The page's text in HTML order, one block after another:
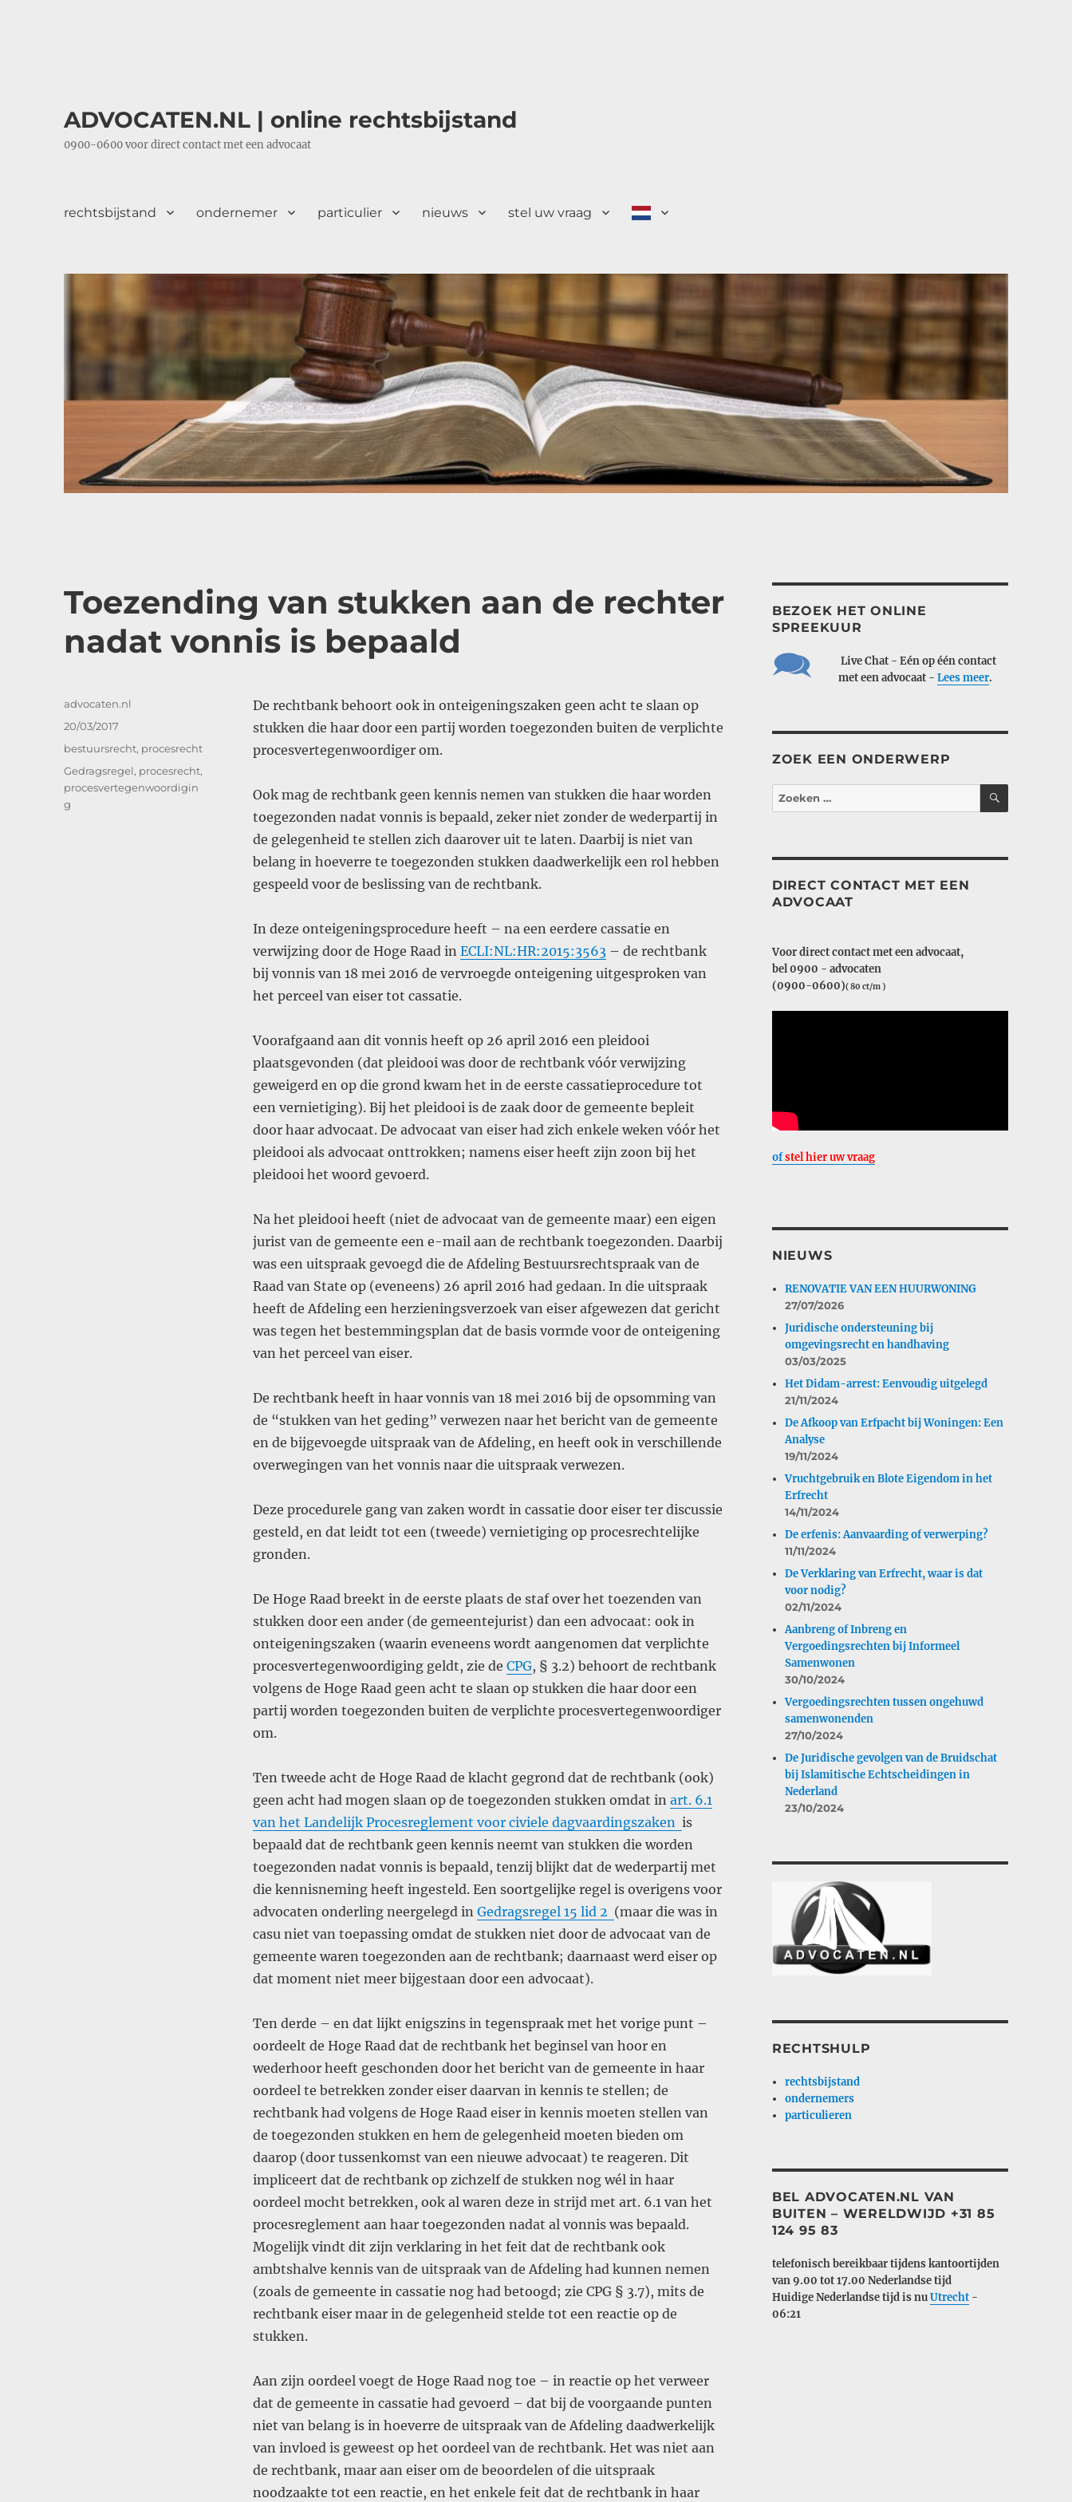
ADVOCATEN.NL | online rechtsbijstand
0900-0600 voor direct contact met een advocaat
rechtsbijstand ondernemer particulier nieuws stel uw vraag
Toezending van stukken aan de rechter
nadat vonnis is bepaald
De rechtbank behoort ook in onteigeningszaken geen acht te slaan op
stukken die haar door een partij worden toegezonden buiten de verplichte
procesvertegenwoordiger om.
Ook mag de rechtbank geen kennis nemen van stukken die haar worden
toegezonden nadat vonnis is bepaald, zeker niet zonder de wederpartij in
de gelegenheid te stellen zich daarover uit te laten. Daarbij is niet van
belang in hoeverre te toegezonden stukken daadwerkelijk een rol hebben
gespeeld voor de beslissing van de rechtbank.
In deze onteigeningsprocedure heeft – na een eerdere cassatie en
verwijzing door de Hoge Raad in ECLI:NL:HR:2015:3563– de rechtbank
bij vonnis van 18 mei 2016 de vervroegde onteigening uitgesproken van
het perceel van eiser tot cassatie.
Voorafgaand aan dit vonnis heeft op 26 april 2016 een pleidooi
plaatsgevonden (dat pleidooi was door de rechtbank vóór verwijzing
geweigerd en op die grond kwam het in de eerste cassatieprocedure tot
een vernietiging). Bij het pleidooi is de zaak door de gemeente bepleit
door haar advocaat. De advocaat van eiser had zich enkele weken vóór het
pleidooi als advocaat onttrokken; namens eiser heeft zijn zoon bij het
pleidooi het woord gevoerd.
Na het pleidooi heeft (niet de advocaat van de gemeente maar) een eigen
jurist van de gemeente een e-mail aan de rechtbank toegezonden. Daarbij
was een uitspraak gevoegd die de Afdeling Bestuursrechtspraak van de
Raad van State op (eveneens) 26 april 2016 had gedaan. In die uitspraak
heeft de Afdeling een herzieningsverzoek van eiser afgewezen dat gericht
was tegen het bestemmingsplan dat de basis vormde voor de onteigening
van het perceel van eiser.
De rechtbank heeft in haar vonnis van 18 mei 2016 bij de opsomming van
de “stukken van het geding” verwezen naar het bericht van de gemeente
en de bijgevoegde uitspraak van de Afdeling, en heeft ook in verschillende
overwegingen van het vonnis naar die uitspraak verwezen.
Deze procedurele gang van zaken wordt in cassatie door eiser ter discussie
gesteld, en dat leidt tot een (tweede) vernietiging op procesrechtelijke
gronden.
De Hoge Raad breekt in de eerste plaats de staf over het toezenden van
stukken door een ander (de gemeentejurist) dan een advocaat: ook in
onteigeningszaken (waarin eveneens wordt aangenomen dat verplichte
procesvertegenwoordiging geldt, zie de CPG, § 3.2) behoort de rechtbank
volgens de Hoge Raad geen acht te slaan op stukken die haar door een
partij worden toegezonden buiten de verplichte procesvertegenwoordiger
om.
Ten tweede acht de Hoge Raad de klacht gegrond dat de rechtbank (ook)
geen acht had mogen slaan op de toegezonden stukken omdat in art. 6.1
van het Landelijk Procesreglement voor civiele dagvaardingszaken is
bepaald dat de rechtbank geen kennis neemt van stukken die worden
toegezonden nadat vonnis is bepaald, tenzij blijkt dat de wederpartij met
die kennisneming heeft ingesteld. Een soortgelijke regel is overigens voor
advocaten onderling neergelegd in Gedragsregel 15 lid 2 (maar die was in
casu niet van toepassing omdat de stukken niet door de advocaat van de
gemeente waren toegezonden aan de rechtbank; daarnaast werd eiser op
dat moment niet meer bijgestaan door een advocaat).
Ten derde – en dat lijkt enigszins in tegenspraak met het vorige punt –
oordeelt de Hoge Raad dat de rechtbank het beginsel van hoor en
wederhoor heeft geschonden door het bericht van de gemeente in haar
oordeel te betrekken zonder eiser daarvan in kennis te stellen; de
rechtbank had volgens de Hoge Raad eiser in kennis moeten stellen van
de toegezonden stukken en hem de gelegenheid moeten bieden om
daarop (door tussenkomst van een nieuwe advocaat) te reageren. Dit
impliceert dat de rechtbank op zichzelf de stukken nog wél in haar
oordeel mocht betrekken, ook al waren deze in strijd met art. 6.1 van het
procesreglement aan haar toegezonden nadat al vonnis was bepaald.
Mogelijk vindt dit zijn verklaring in het feit dat de rechtbank ook
ambtshalve kennis van de uitspraak van de Afdeling had kunnen nemen
(zoals de gemeente in cassatie nog had betoogd; zie CPG § 3.7), mits de
rechtbank eiser maar in de gelegenheid stelde tot een reactie op de
stukken.
Aan zijn oordeel voegt de Hoge Raad nog toe – in reactie op het verweer
dat de gemeente in cassatie had gevoerd – dat bij de voorgaande punten
niet van belang is in hoeverre de uitspraak van de Afdeling daadwerkelijk
van invloed is geweest op het oordeel van de rechtbank. Het was niet aan
de rechtbank, maar aan eiser om de beoordelen of die uitspraak
noodzaakte tot een reactie, en het enkele feit dat de rechtbank in haar
Auteur
advocaten.nl
Geplaatst
op
20/03/2017
Categorieën
bestuursrecht, procesrecht
Tags
Gedragsregel, procesrecht,
procesvertegenwoordigin
g
BEZOEK HET ONLINE
SPREEKUUR
Live Chat - Eén op één contact
met een advocaat - Lees meer.
ZOEK EEN ONDERWERP
Zoeken
naar:
ZOEKEN
DIRECT CONTACT MET EEN
ADVOCAAT
Voor direct contact met een advocaat,
bel 0900 - advocaten
(0900-0600)( 80 ct/m )
ofstel hier uw vraag
NIEUWS
RENOVATIE VAN EEN HUURWONING
27/07/2026
Juridische ondersteuning bij
omgevingsrecht en handhaving
03/03/2025
Het Didam-arrest: Eenvoudig uitgelegd
21/11/2024
De Afkoop van Erfpacht bij Woningen: Een
Analyse
19/11/2024
Vruchtgebruik en Blote Eigendom in het
Erfrecht
14/11/2024
De erfenis: Aanvaarding of verwerping?
11/11/2024
De Verklaring van Erfrecht, waar is dat
voor nodig?
02/11/2024
Aanbreng of Inbreng en
Vergoedingsrechten bij Informeel
Samenwonen
30/10/2024
Vergoedingsrechten tussen ongehuwd
samenwonenden
27/10/2024
De Juridische gevolgen van de Bruidschat
bij Islamitische Echtscheidingen in
Nederland
23/10/2024
RECHTSHULP
rechtsbijstand
ondernemers
particulieren
BEL ADVOCATEN.NL VAN
BUITEN – WERELDWIJD +31 85
124 95 83
telefonisch bereikbaar tijdens kantoortijden
van 9.00 tot 17.00 Nederlandse tijd
Huidige Nederlandse tijd is nuUtrecht-
06:21